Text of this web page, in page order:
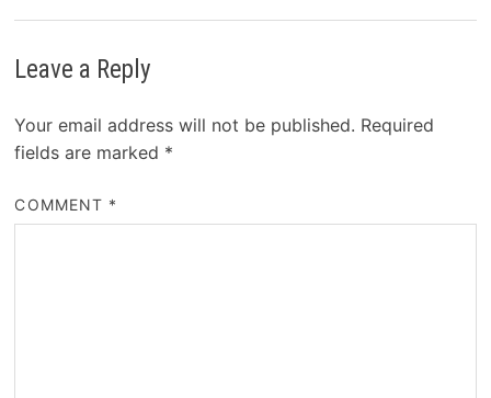
Leave a Reply
Your email address will not be published. Required
fields are marked *
COMMENT *